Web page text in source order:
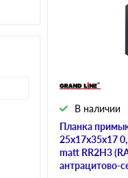
Планка
25х17х35х17
matt RR2Н3
антрацитово-
В наличии